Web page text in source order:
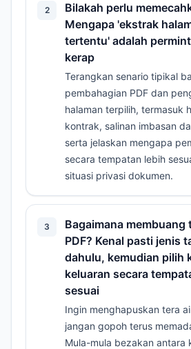
2
Bilakah perlu
Mengapa 'ekstrak
tertentu' adalah
kerap
Terangkan senario tipikal
pembahagian PDF dan
halaman terpilih, termasuk
kontrak, salinan imbasan
serta jelaskan mengapa
secara tempatan lebih
situasi privasi dokumen.
3
Bagaimana membuang
PDF? Kenal pasti jenis
dahulu, kemudian pilih
keluaran secara
sesuai
Ingin menghapuskan tera
jangan gopoh terus
Mula-mula bezakan antara